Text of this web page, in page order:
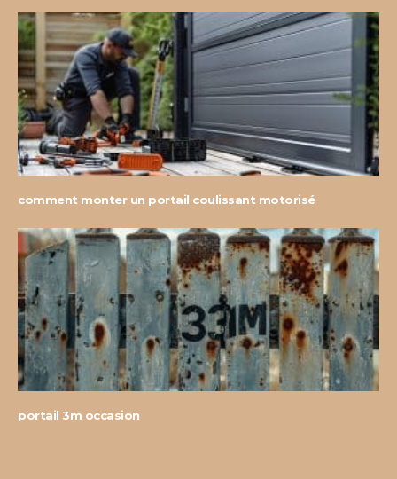
comment monter un portail coulissant motorisé
portail 3m occasion